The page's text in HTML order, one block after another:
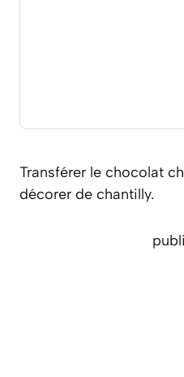
Transférer le chocolat
décorer de chantilly.